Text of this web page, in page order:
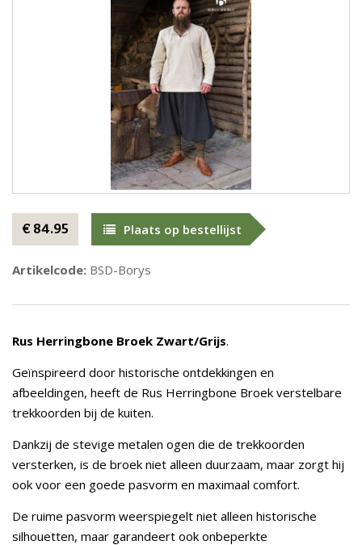
€ 84.95 Plaats op bestellijst
Artikelcode: BSD-Borys
Rus Herringbone Broek Zwart/Grijs.
Geïnspireerd door historische ontdekkingen en
afbeeldingen, heeft de Rus Herringbone Broek verstelbare
trekkoorden bij de kuiten.
Dankzij de stevige metalen ogen die de trekkoorden
versterken, is de broek niet alleen duurzaam, maar zorgt hij
ook voor een goede pasvorm en maximaal comfort.
De ruime pasvorm weerspiegelt niet alleen historische
silhouetten, maar garandeert ook onbeperkte